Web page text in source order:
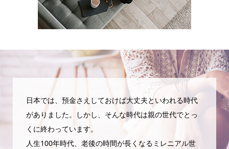
日本では、預金さえしておけば大丈夫といわれる時代
がありました。しかし、そんな時代は親の世代でとっ
くに終わっています。
人生100年時代、老後の時間が長くなるミレニアル世